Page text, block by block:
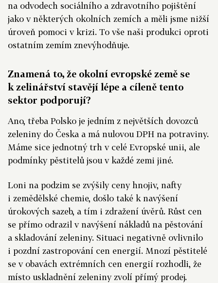
na odvodech sociálního a zdravotního pojištění
jako v některých okolních zemích a měli jsme nižší
úroveň pomoci v krizi. To vše naši produkci oproti
ostatním zemím znevýhodňuje.
Znamená to, že okolní evropské země se
k zelinářství stavějí lépe a cíleně tento
sektor podporují?
Ano, třeba Polsko je jedním z největších dovozců
zeleniny do Česka a má nulovou DPH na potraviny.
Máme sice jednotný trh v celé Evropské unii, ale
podmínky pěstitelů jsou v každé zemi jiné.
Loni na podzim se zvýšily ceny hnojiv, nafty
i zemědělské chemie, došlo také k navýšení
úrokových sazeb, a tím i zdražení úvěrů. Růst cen
se přímo odrazil v navýšení nákladů na pěstování
a skladování zeleniny. Situaci negativně ovlivnilo
i pozdní zastropování cen energií. Mnozí pěstitelé
se v obavách extrémních cen energií rozhodli, že
místo uskladnění zeleniny zvolí přímý prodej.